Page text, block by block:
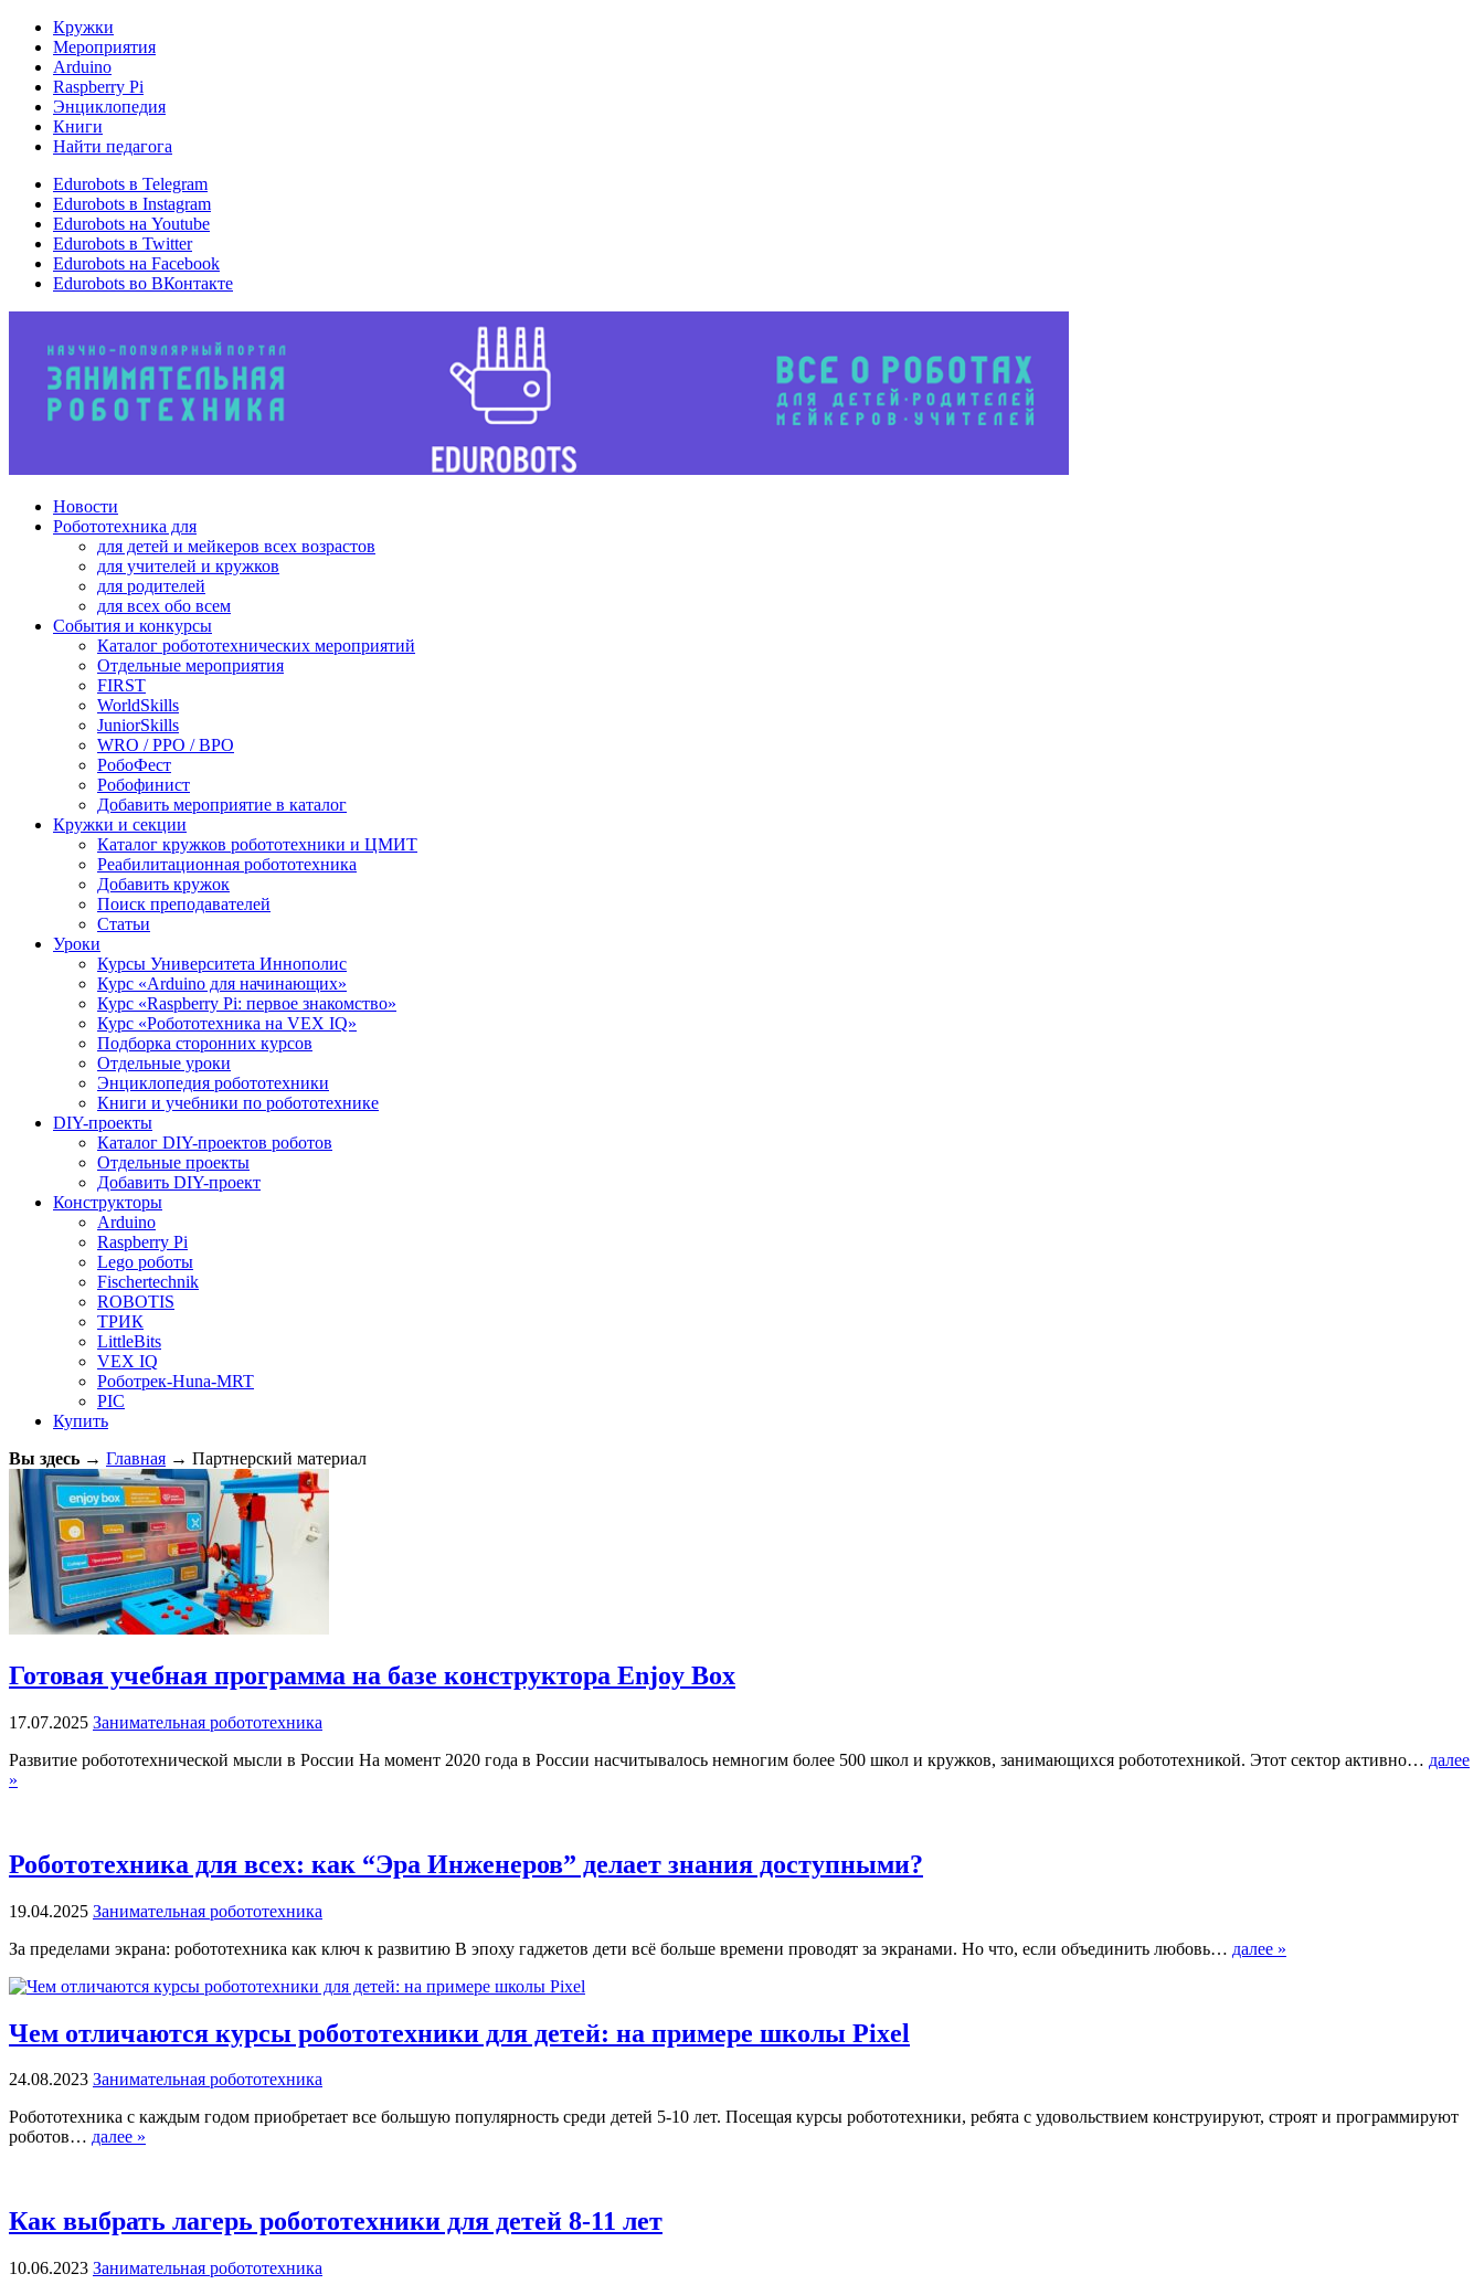
Кружки
Мероприятия
Arduino
Raspberry Pi
Энциклопедия
Книги
Найти педагога
Edurobots в Telegram
Edurobots в Instagram
Edurobots на Youtube
Edurobots в Twitter
Edurobots на Facebook
Edurobots во ВКонтакте
Новости
Робототехника для
для детей и мейкеров всех возрастов
для учителей и кружков
для родителей
для всех обо всем
События и конкурсы
Каталог робототехнических мероприятий
Отдельные мероприятия
FIRST
WorldSkills
JuniorSkills
WRO / РРО / ВРО
РобоФест
Робофинист
Добавить мероприятие в каталог
Кружки и секции
Каталог кружков робототехники и ЦМИТ
Реабилитационная робототехника
Добавить кружок
Поиск преподавателей
Статьи
Уроки
Курсы Университета Иннополис
Курс «Arduino для начинающих»
Курс «Raspberry Pi: первое знакомство»
Курс «Робототехника на VEX IQ»
Подборка сторонних курсов
Отдельные уроки
Энциклопедия робототехники
Книги и учебники по робототехнике
DIY-проекты
Каталог DIY-проектов роботов
Отдельные проекты
Добавить DIY-проект
Конструкторы
Arduino
Raspberry Pi
Lego роботы
Fischertechnik
ROBOTIS
ТРИК
LittleBits
VEX IQ
Роботрек-Huna-MRT
PIC
Купить
Вы здесь → Главная → Партнерский материал
Готовая учебная программа на базе конструктора Enjoy Box
17.07.2025 Занимательная робототехника
Развитие робототехнической мысли в России На момент 2020 года в России насчитывалось немногим более 500 школ и кружков, занимающихся робототехникой. Этот сектор активно… далее
»
Робототехника для всех: как “Эра Инженеров” делает знания доступными?
19.04.2025 Занимательная робототехника
За пределами экрана: робототехника как ключ к развитию В эпоху гаджетов дети всё больше времени проводят за экранами. Но что, если объединить любовь… далее »
Чем отличаются курсы робототехники для детей: на примере школы Pixel
24.08.2023 Занимательная робототехника
Робототехника с каждым годом приобретает все большую популярность среди детей 5-10 лет. Посещая курсы робототехники, ребята с удовольствием конструируют, строят и программируют
роботов… далее »
Как выбрать лагерь робототехники для детей 8-11 лет
10.06.2023 Занимательная робототехника